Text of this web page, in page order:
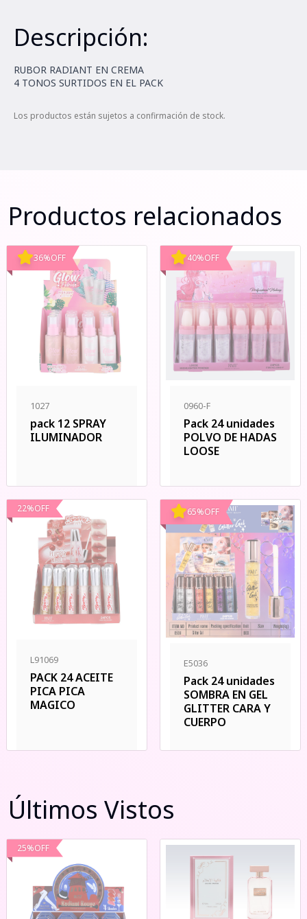
Descripción:
RUBOR RADIANT EN CREMA
4 TONOS SURTIDOS EN EL PACK
Los productos están sujetos a confirmación de stock.
Productos relacionados
36%OFF
1027
pack 12 SPRAY
ILUMINADOR
40%OFF
0960-F
Pack 24 unidades
POLVO DE HADAS
LOOSE
22%OFF
L91069
PACK 24 ACEITE
PICA PICA
MAGICO
65%OFF
E5036
Pack 24 unidades
SOMBRA EN GEL
GLITTER CARA Y
CUERPO
Últimos Vistos
25%OFF